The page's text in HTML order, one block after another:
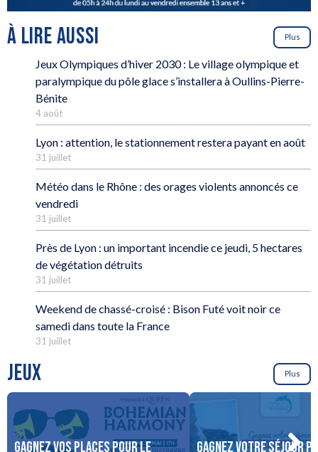
À LIRE AUSSI Plus
Jeux Olympiques d’hiver 2030 : Le village olympique et
paralympique du pôle glace s’installera à Oullins-Pierre-
Bénite
4 août
Lyon : attention, le stationnement restera payant en août
31 juillet
Météo dans le Rhône : des orages violents annoncés ce
vendredi
31 juillet
Près de Lyon : un important incendie ce jeudi, 5 hectares
de végétation détruits
31 juillet
Weekend de chassé-croisé : Bison Futé voit noir ce
samedi dans toute la France
31 juillet
JEUX Plus
Gagnez vos places pour le Gagnez votre séjour